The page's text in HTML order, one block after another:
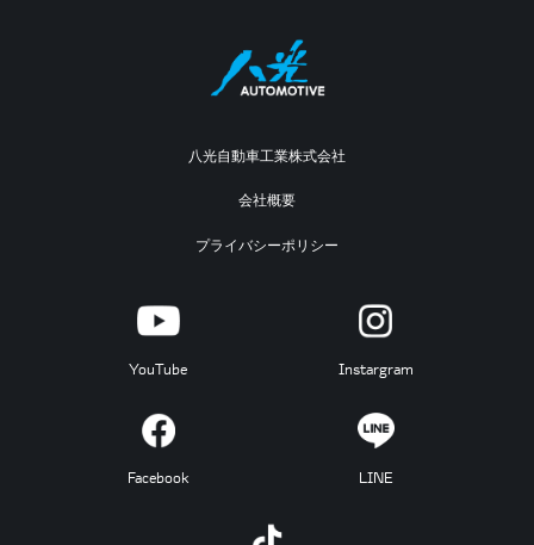
八光自動車工業株式会社
会社概要
プライバシーポリシー
YouTube Instargram
Facebook LINE